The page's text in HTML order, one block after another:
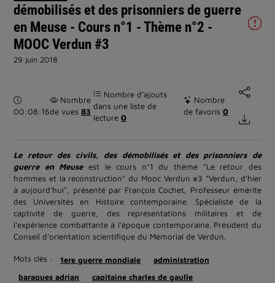
démobilisés et des prisonniers de guerre
en Meuse - Cours n°1 - Thème n°2 -
MOOC Verdun #3
29 juin 2018
Durée :
00:08:16
Nombre
de vues 83
Nombre d’ajouts
dans une liste de
lecture0
Nombre
de favoris 0
Le retour des civils, des démobilisés et des prisonniers de
guerre en Meuseest le cours n°1 du thème "Le retour des
hommes et la reconstruction" du Mooc Verdun #3 "Verdun, d'hier
à aujourd'hui", présenté par François Cochet, Professeur émérite
des Universités en Histoire contemporaine. Spécialiste de la
captivité de guerre, des représentations militaires et de
l'expérience combattante à l'époque contemporaine. Président du
Conseil d'orientation scientifique du Mémorial de Verdun.
Mots clés : 1ere guerre mondiale
administration
baraques adrian
capitaine charles de gaulle